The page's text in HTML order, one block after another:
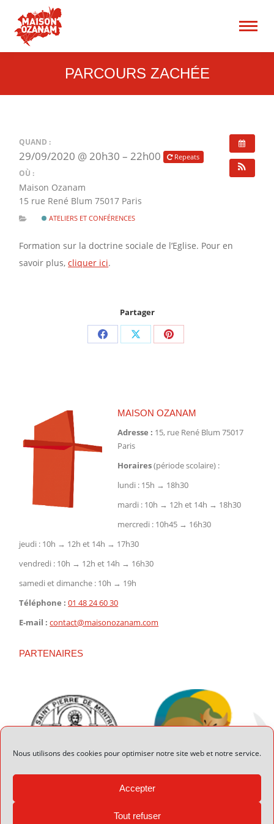
Nous utilisons des cookies pour optimiser notre site web et notre service.
Accepter
Tout refuser
PARCOURS ZACHÉE
QUAND :
29/09/2020 @ 20h30 – 22h00 Repeats
OÙ :
Maison Ozanam
15 rue René Blum 75017 Paris
ATELIERS ET CONFÉRENCES
Formation sur la doctrine sociale de l’Eglise. Pour en
savoir plus,cliquer ici.
Partager
PartagerPartagerPartager
MAISON OZANAM
Adresse : 15, rue René Blum 75017
Paris
Horaires(période scolaire) :
lundi : 15h → 18h30
mardi : 10h → 12h et 14h → 18h30
mercredi : 10h45 → 16h30
jeudi : 10h → 12h et 14h → 17h30
vendredi : 10h → 12h et 14h → 16h30
samedi et dimanche : 10h → 19h
Téléphone : 01 48 24 60 30
E-mail : contact@maisonozanam.com
PARTENAIRES